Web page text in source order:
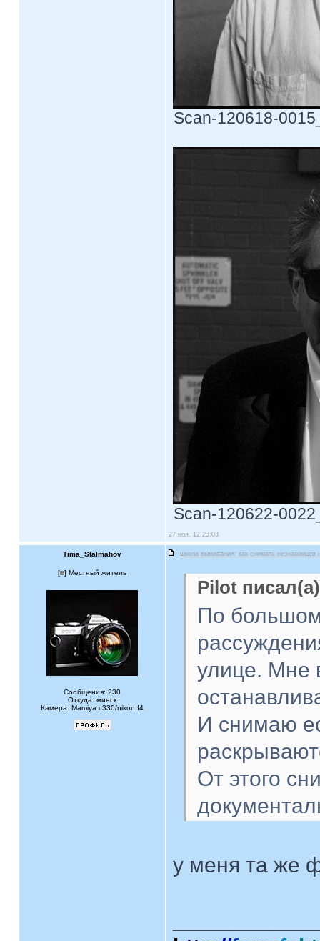
Scan-120618-
Scan-120622-
27 ноя, 12 23:03
Tima_Stalmahov школа выживания: как снимать незнакомцев
[ ] Местный житель
Сообщения: 230
Откуда: минск
Камера: Mamiya c330/nikon f4
Pilot
По
улице. Мне
И снимаю
От этого
у меня та же